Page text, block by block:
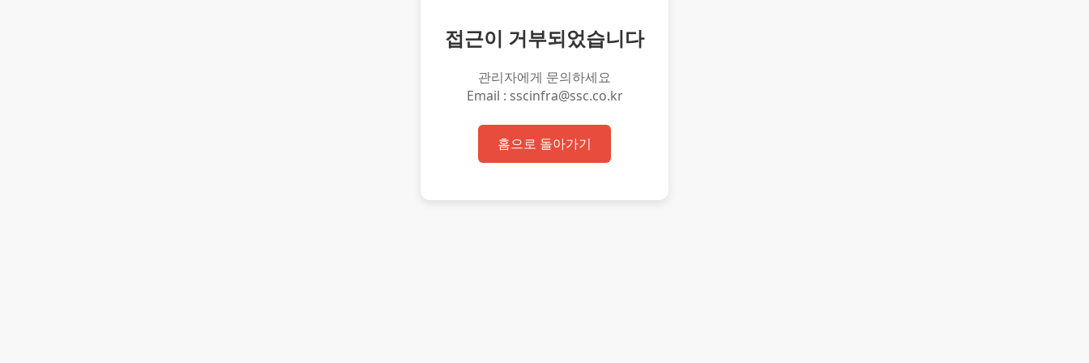
접근이 거부되었습니다
관리자에게 문의하세요
Email : sscinfra@ssc.co.kr
홈으로 돌아가기